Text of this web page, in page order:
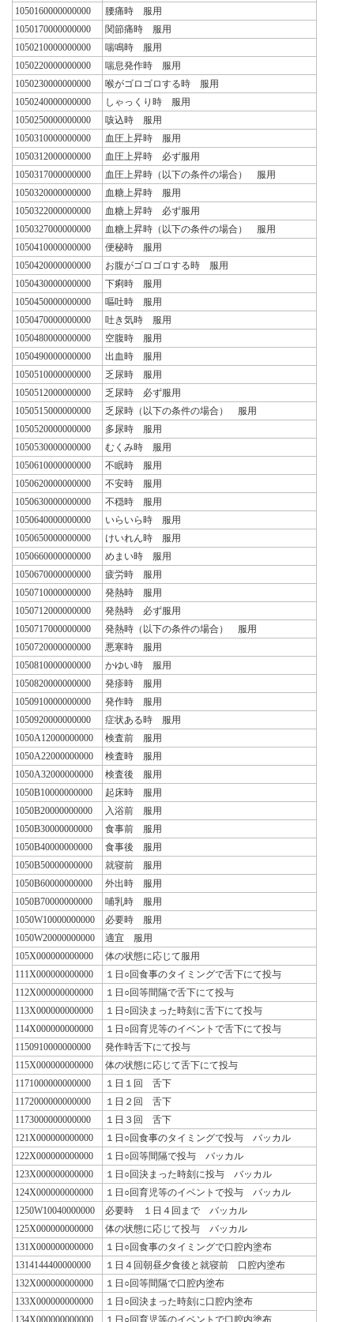
1050160000000000
腰痛時 服用
1050170000000000
関節痛時 服用
1050210000000000
喘鳴時 服用
1050220000000000
喘息発作時 服用
1050230000000000
喉がゴロゴロする時 服用
1050240000000000
しゃっくり時 服用
1050250000000000
咳込時 服用
1050310000000000
血圧上昇時 服用
1050312000000000
血圧上昇時 必ず服用
1050317000000000
血圧上昇時（以下の条件の場合） 服用
1050320000000000
血糖上昇時 服用
1050322000000000
血糖上昇時 必ず服用
1050327000000000
血糖上昇時（以下の条件の場合） 服用
1050410000000000
便秘時 服用
1050420000000000
お腹がゴロゴロする時 服用
1050430000000000
下痢時 服用
1050450000000000
嘔吐時 服用
1050470000000000
吐き気時 服用
1050480000000000
空腹時 服用
1050490000000000
出血時 服用
1050510000000000
乏尿時 服用
1050512000000000
乏尿時 必ず服用
1050515000000000
乏尿時（以下の条件の場合） 服用
1050520000000000
多尿時 服用
1050530000000000
むくみ時 服用
1050610000000000
不眠時 服用
1050620000000000
不安時 服用
1050630000000000
不穏時 服用
1050640000000000
いらいら時 服用
1050650000000000
けいれん時 服用
1050660000000000
めまい時 服用
1050670000000000
疲労時 服用
1050710000000000
発熱時 服用
1050712000000000
発熱時 必ず服用
1050717000000000
発熱時（以下の条件の場合） 服用
1050720000000000
悪寒時 服用
1050810000000000
かゆい時 服用
1050820000000000
発疹時 服用
1050910000000000
発作時 服用
1050920000000000
症状ある時 服用
1050A12000000000
検査前 服用
1050A22000000000
検査時 服用
1050A32000000000
検査後 服用
1050B10000000000
起床時 服用
1050B20000000000
入浴前 服用
1050B30000000000
食事前 服用
1050B40000000000
食事後 服用
1050B50000000000
就寝前 服用
1050B60000000000
外出時 服用
1050B70000000000
哺乳時 服用
1050W10000000000
必要時 服用
1050W20000000000
適宜 服用
105X000000000000
体の状態に応じて服用
111X000000000000
１日○回食事のタイミングで舌下にて投与
112X000000000000
１日○回等間隔で舌下にて投与
113X000000000000
１日○回決まった時刻に舌下にて投与
114X000000000000
１日○回育児等のイベントで舌下にて投与
1150910000000000
発作時舌下にて投与
115X000000000000
体の状態に応じて舌下にて投与
1171000000000000
１日１回 舌下
1172000000000000
１日２回 舌下
1173000000000000
１日３回 舌下
121X000000000000
１日○回食事のタイミングで投与 バッカル
122X000000000000
１日○回等間隔で投与 バッカル
123X000000000000
１日○回決まった時刻に投与 バッカル
124X000000000000
１日○回育児等のイベントで投与 バッカル
1250W10040000000
必要時 １日４回まで バッカル
125X000000000000
体の状態に応じて投与 バッカル
131X000000000000
１日○回食事のタイミングで口腔内塗布
1314144400000000
１日４回朝昼夕食後と就寝前 口腔内塗布
132X000000000000
１日○回等間隔で口腔内塗布
133X000000000000
１日○回決まった時刻に口腔内塗布
134X000000000000
１日○回育児等のイベントで口腔内塗布